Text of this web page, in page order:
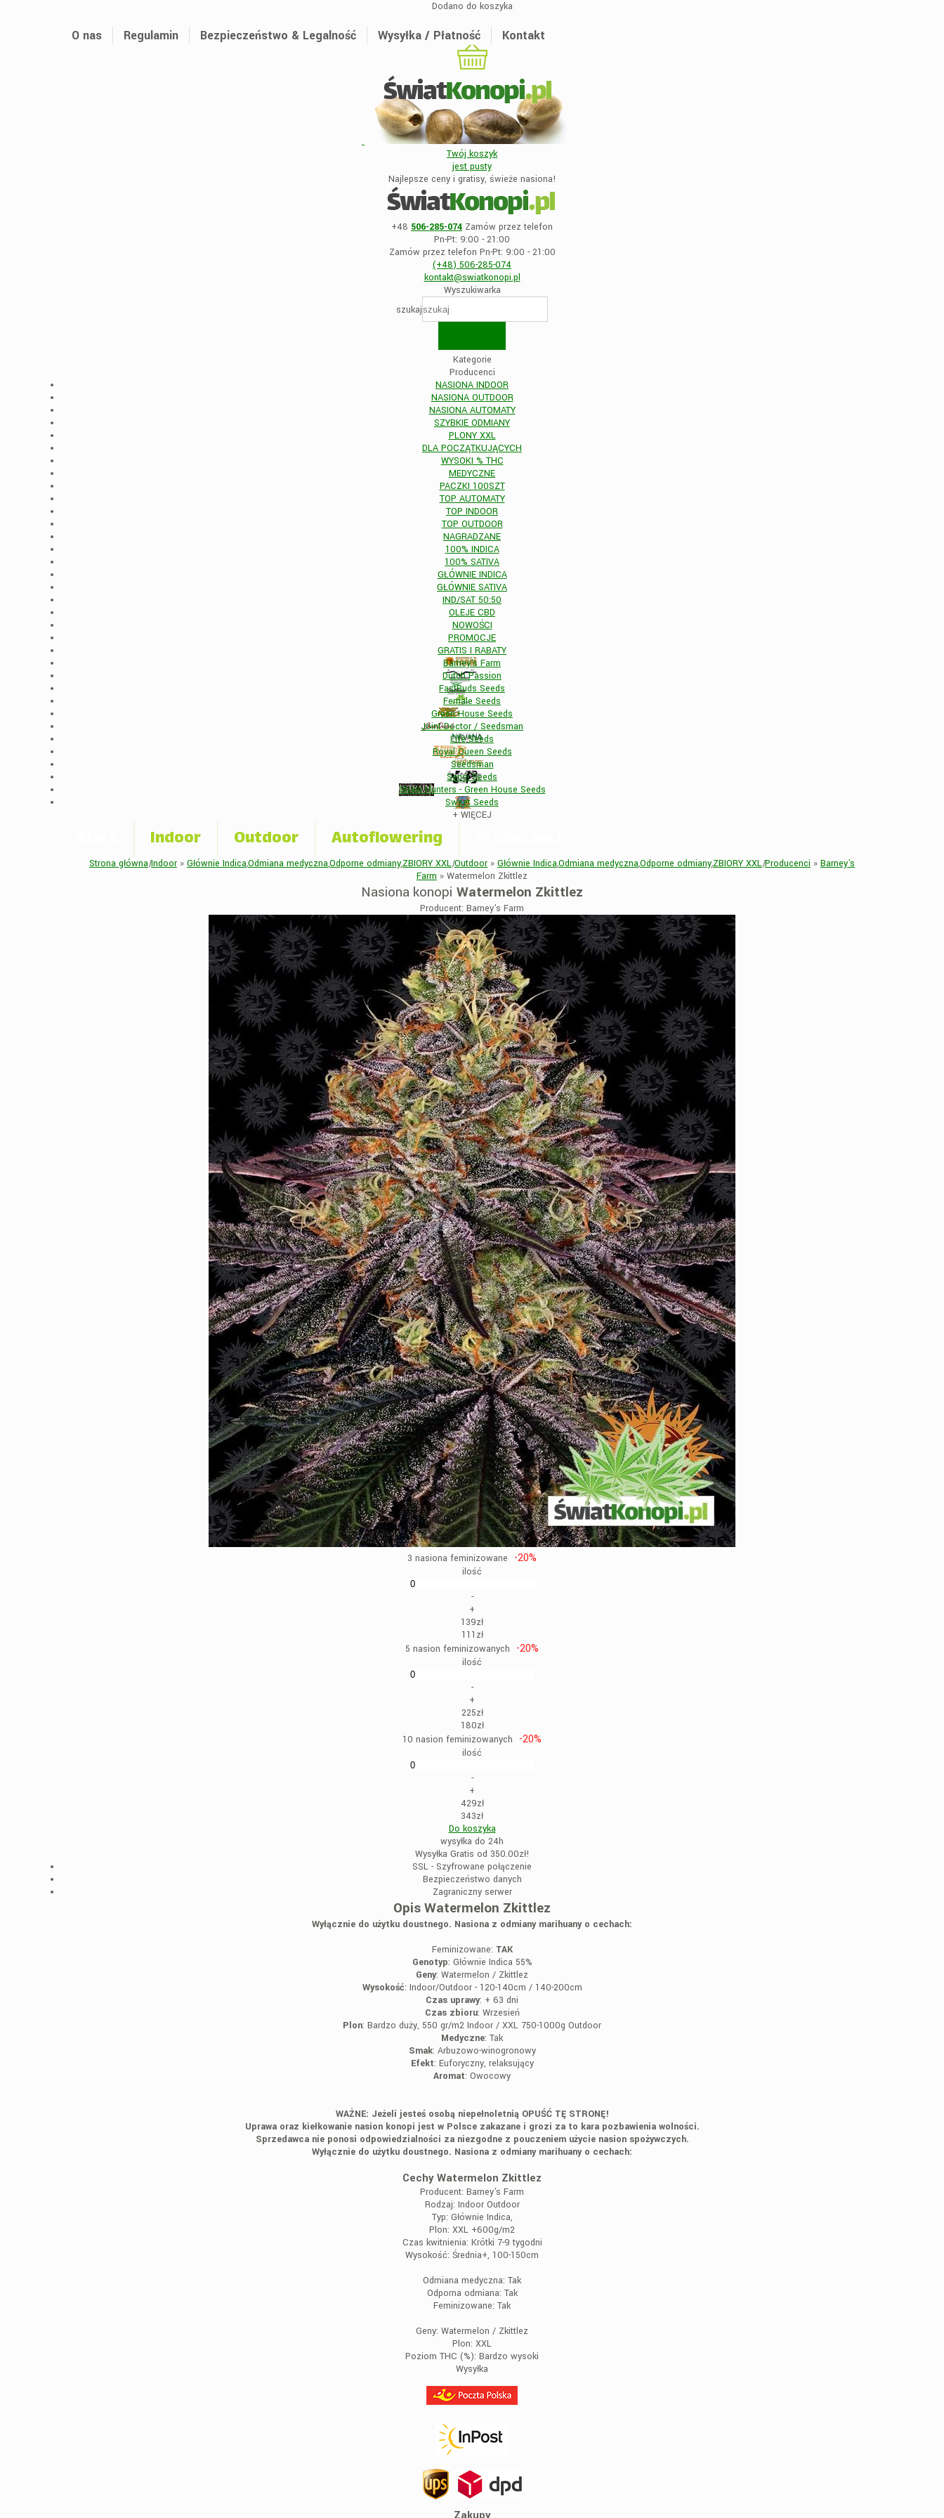
Dodano do koszyka
O nas Regulamin Bezpieczeństwo & Legalność Wysyłka / Płatność Kontakt
Twój koszyk
jest pusty
Najlepsze ceny i gratisy, świeże nasiona!
+48 506-285-074 Zamów przez telefon
Pn-Pt: 9:00 - 21:00
Zamów przez telefon Pn-Pt: 9:00 - 21:00
(+48) 506-285-074
kontakt@swiatkonopi.pl
Wyszukiwarka
szukaj
Kategorie
Producenci
NASIONA INDOOR
NASIONA OUTDOOR
NASIONA AUTOMATY
SZYBKIE ODMIANY
PLONY XXL
DLA POCZĄTKUJĄCYCH
WYSOKI % THC
MEDYCZNE
PACZKI 100SZT
TOP AUTOMATY
TOP INDOOR
TOP OUTDOOR
NAGRADZANE
100% INDICA
100% SATIVA
GŁÓWNIE INDICA
GŁÓWNIE SATIVA
IND/SAT 50:50
OLEJE CBD
NOWOŚCI
PROMOCJE
GRATIS I RABATY
Barney's Farm
Dutch Passion
FastBuds Seeds
Female Seeds
Green House Seeds
Joint Doctor / Seedsman
Life Seeds
Royal Queen Seeds
Seedsman
Sensi Seeds
Strain Hunters - Green House Seeds
Sweet Seeds
+ WIĘCEJ
Autoflowering
Outdoor
Indoor
Strona główna|Indoor » Głównie Indica,Odmiana medyczna,Odporne odmiany,ZBIORY XXL|Outdoor » Głównie Indica,Odmiana medyczna,Odporne odmiany,ZBIORY XXL|Producenci » Barney's
Farm » Watermelon Zkittlez
Nasiona konopi Watermelon Zkittlez
Producent: Barney's Farm
3 nasiona feminizowane -20%
ilość
-
+
139zł
111zł
5 nasion feminizowanych
-20%
ilość
-
+
225zł
180zł
10 nasion feminizowanych
-20%
ilość
-
+
429zł
343zł
Do koszyka
wysyłka do 24h
Wysyłka Gratis od 350.00zł!
SSL - Szyfrowane połączenie
Bezpieczeństwo danych
Zagraniczny serwer
Opis Watermelon Zkittlez
Wyłącznie do użytku doustnego. Nasiona z odmiany marihuany o cechach:
Feminizowane: TAK
Genotyp: Głównie Indica 55%
Geny: Watermelon / Zkittlez
Wysokość: Indoor/Outdoor - 120-140cm / 140-200cm
Czas uprawy: + 63 dni
Czas zbioru: Wrzesień
Plon: Bardzo duży, 550 gr/m2 Indoor / XXL 750-1000g Outdoor
Medyczne: Tak
Smak: Arbuzowo-winogronowy
Efekt: Euforyczny, relaksujący
Aromat: Owocowy
WAŻNE: Jeżeli jesteś osobą niepełnoletnią OPUŚĆ TĘ STRONĘ!
Uprawa oraz kiełkowanie nasion konopi jest w Polsce zakazane i grozi za to kara pozbawienia wolności.
Sprzedawca nie ponosi odpowiedzialności za niezgodne z pouczeniem użycie nasion spożywczych.
Wyłącznie do użytku doustnego. Nasiona z odmiany marihuany o cechach:
Cechy Watermelon Zkittlez
Producent: Barney's Farm
Rodzaj: Indoor Outdoor
Typ: Głównie Indica,
Plon: XXL +600g/m2
Czas kwitnienia: Krótki 7-9 tygodni
Wysokość: Średnia+, 100-150cm
Odmiana medyczna: Tak
Odporna odmiana: Tak
Feminizowane: Tak
Geny: Watermelon / Zkittlez
Plon: XXL
Poziom THC (%): Bardzo wysoki
Wysyłka